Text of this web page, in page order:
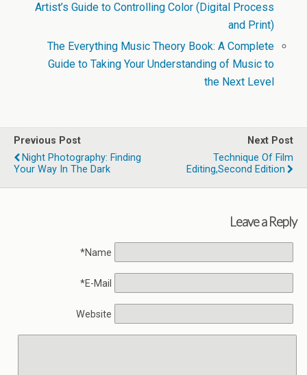
Artist’s Guide to Controlling Color (Digital Process
and Print)
The Everything Music Theory Book: A Complete
Guide to Taking Your Understanding of Music to
the Next Level
Previous Post
Night Photography: Finding
Your Way In The Dark
Next Post
Technique Of Film
Editing,Second Edition
Leave a Reply
Name*
E-Mail*
Website